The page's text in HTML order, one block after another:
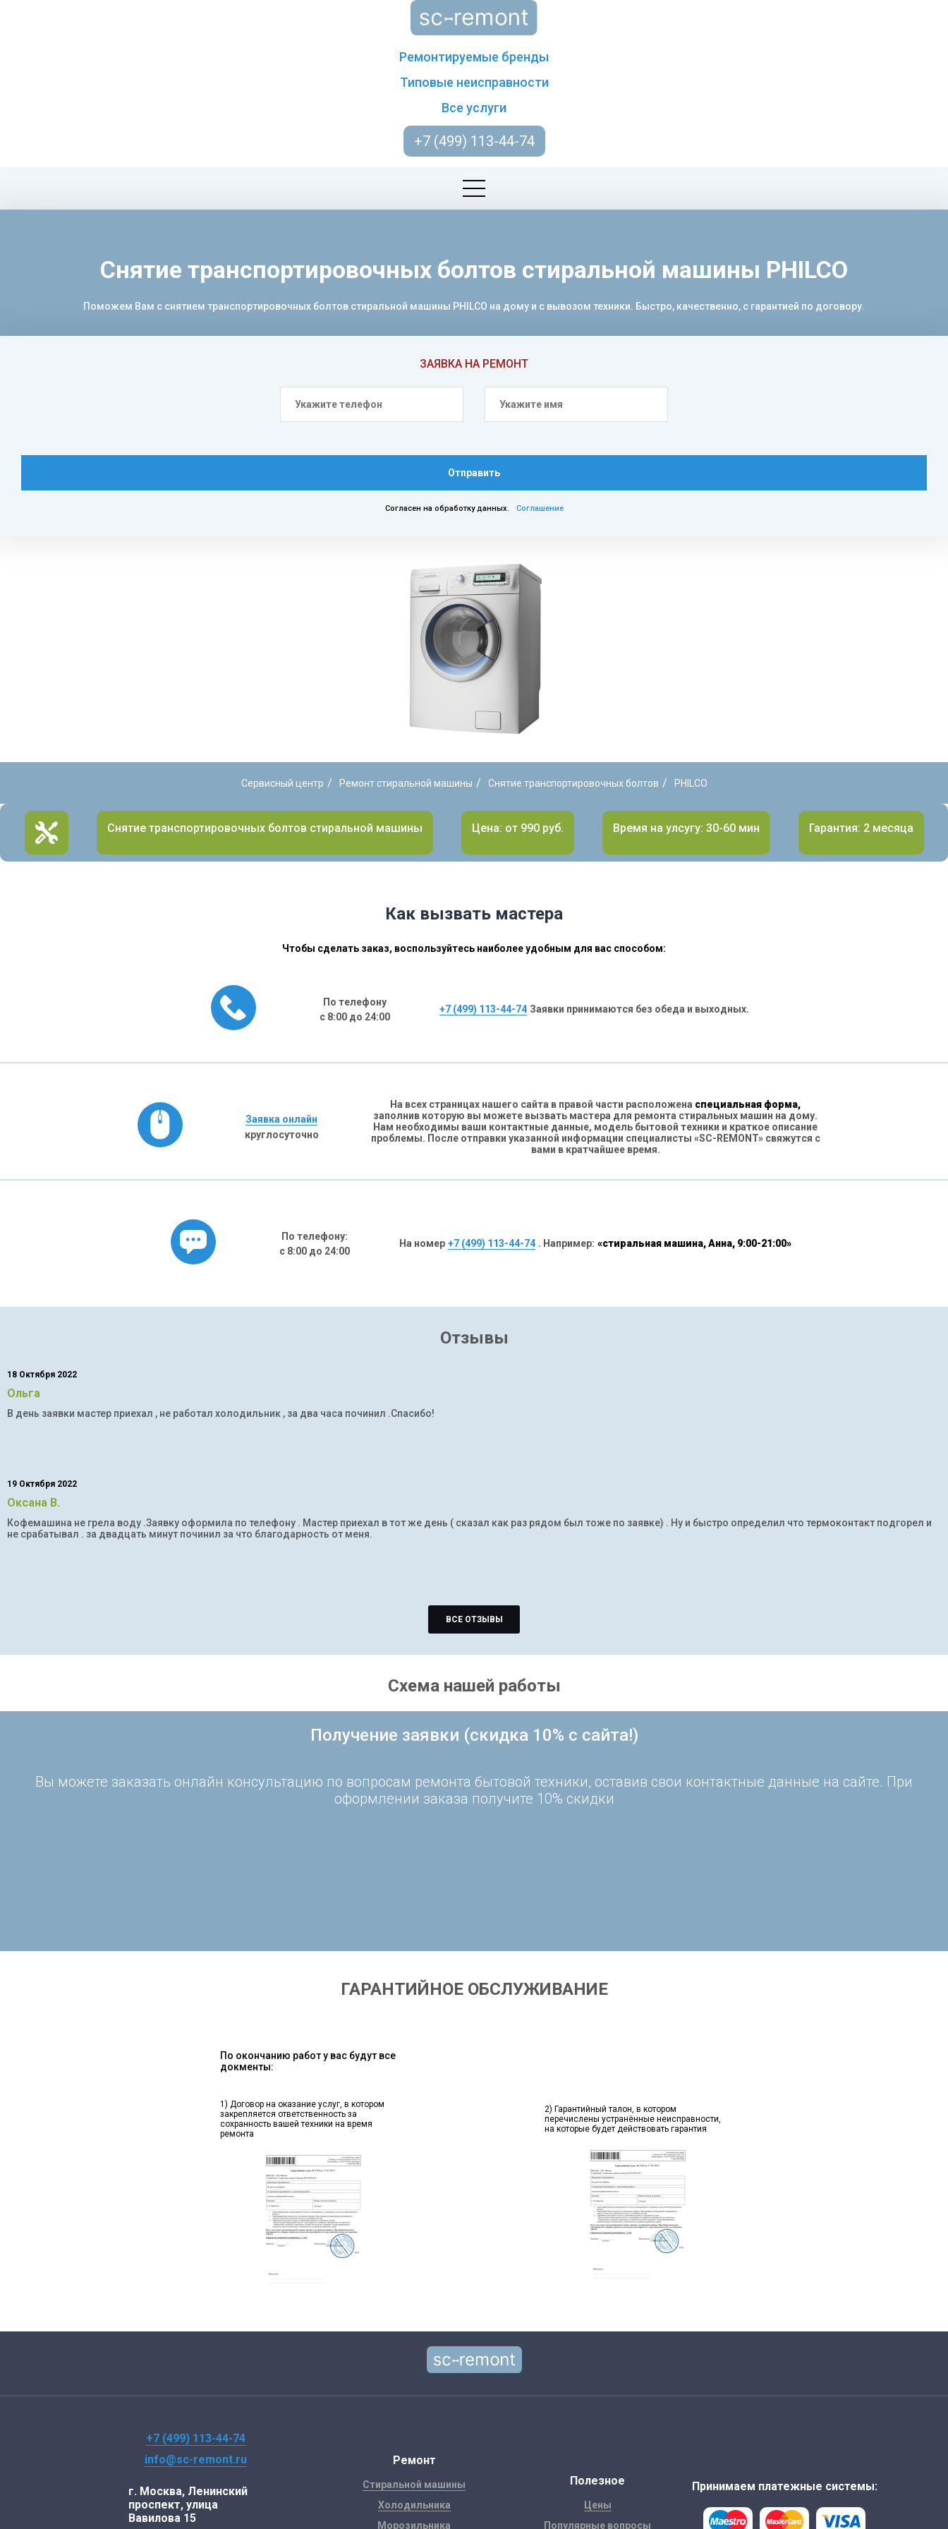
Ремонтируемые бренды
Типовые неисправности
Все услуги
+7 (499) 113-44-74
ЗАЯВКА НА РЕМОНТ
Отправить
Согласен на обработку данных. Соглашение
Снятие транспортировочных болтов стиральной машины PHILCO
Поможем Вам с снятием транспортировочных болтов стиральной машины PHILCO на дому и с вывозом техники. Быстро, качественно, с гарантией по договору.
Сервисный центр / Ремонт стиральной машины / Снятие транспортировочных болтов / PHILCO
Снятие транспортировочных болтов стиральной машины Цена: от 990 руб. Время на улсугу: 30-60 мин Гарантия: 2 месяца
Как вызвать мастера
Чтобы сделать заказ, воспользуйтесь наиболее удобным для вас способом:
По телефону
с 8:00 до 24:00
+7 (499) 113-44-74 Заявки принимаются без обеда и выходных.
Заявка онлайн
круглосуточно
На всех страницах нашего сайта в правой части расположена специальная форма,
заполнив которую вы можете вызвать мастера для ремонта стиральных машин на дому.
Нам необходимы ваши контактные данные, модель бытовой техники и краткое описание
проблемы. После отправки указанной информации специалисты «SC-REMONT» свяжутся с
вами в кратчайшее время.
По телефону:
с 8:00 до 24:00
На номер +7 (499) 113-44-74 . Например: «стиральная машина, Анна, 9:00-21:00»
Отзывы
18 Октября 2022
Ольга
В день заявки мастер приехал , не работал холодильник , за два часа починил .Спасибо!
19 Октября 2022
Оксана В.
Кофемашина не грела воду .Заявку оформила по телефону . Мастер приехал в тот же день ( сказал как раз рядом был тоже по заявке) . Ну и быстро определил что термоконтакт подгорел и
не срабатывал . за двадцать минут починил за что благодарность от меня.
ВСЕ ОТЗЫВЫ
Схема нашей работы
Получение заявки (скидка 10% с сайта!)
Вы можете заказать онлайн консультацию по вопросам ремонта бытовой техники, оставив свои контактные данные на сайте. При
оформлении заказа получите 10% скидки
ГАРАНТИЙНОЕ ОБСЛУЖИВАНИЕ
По окончанию работ у вас будут все
докменты:
1) Договор на оказание услуг, в котором
закрепляется ответственность за
сохранность вашей техники на время
ремонта
2) Гарантийный талон, в котором
перечислены устранённые неисправности,
на которые будет действовать гарантия
+7 (499) 113-44-74
info@sc-remont.ru
г. Москва, Ленинский
проспект, улица
Вавилова 15
Ремонт
Стиральной машины
Холодильника
Морозильника
Полезное
Цены
Популярные вопросы
Принимаем платежные системы: